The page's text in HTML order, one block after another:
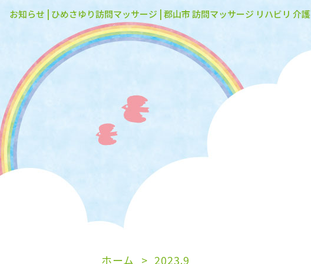
お知らせ | ひめさゆり訪問マッサージ | 郡山市 訪問マッサージ リハビリ 介護
ホーム 2023.9